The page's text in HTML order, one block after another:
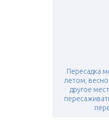
Пересадка
летом,
другое